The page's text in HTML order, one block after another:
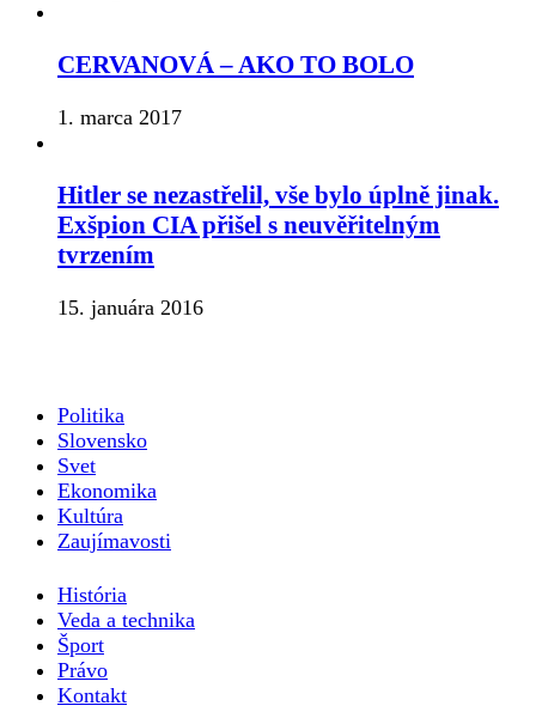
CERVANOVÁ – AKO TO BOLO
1. marca 2017
Hitler se nezastřelil, vše bylo úplně jinak.
Exšpion CIA přišel s neuvěřitelným
tvrzením
15. januára 2016
Politika
Slovensko
Svet
Ekonomika
Kultúra
Zaujímavosti
História
Veda a technika
Šport
Právo
Kontakt